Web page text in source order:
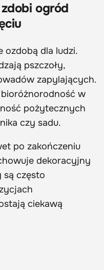
ogród
ozdobą dla ludzi.
pszczoły,
zapylających.
bioróżnorodność w
pożytecznych
czy sadu.
po zakończeniu
dekoracyjny
są często
ciekawą